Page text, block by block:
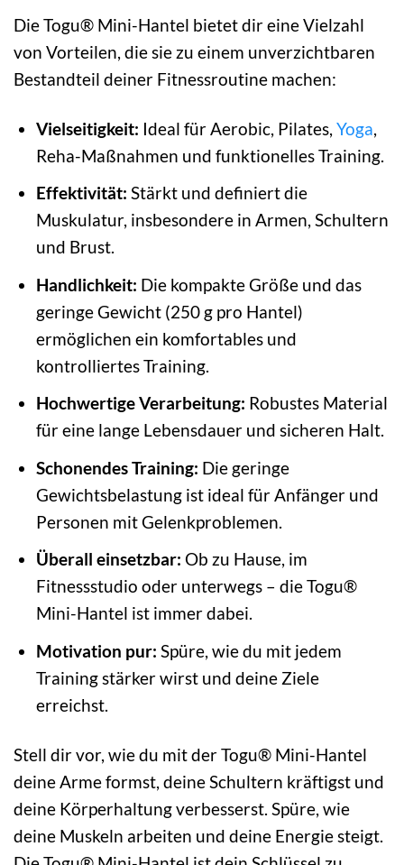
Die Togu® Mini-Hantel bietet dir eine Vielzahl
von Vorteilen, die sie zu einem unverzichtbaren
Bestandteil deiner Fitnessroutine machen:
Vielseitigkeit: Ideal für Aerobic, Pilates, Yoga
Reha-Maßnahmen und funktionelles Training.
Effektivität: Stärkt und definiert die
Muskulatur, insbesondere in Armen, Schultern
und Brust.
Handlichkeit: Die kompakte Größe und das
geringe Gewicht (250 g pro Hantel)
ermöglichen ein komfortables und
kontrolliertes Training.
Hochwertige Verarbeitung: Robustes Material
für eine lange Lebensdauer und sicheren Halt.
Schonendes Training: Die geringe
Gewichtsbelastung ist ideal für Anfänger und
Personen mit Gelenkproblemen.
Überall einsetzbar: Ob zu Hause, im
Fitnessstudio oder unterwegs – die Togu®
Mini-Hantel ist immer dabei.
Motivation pur: Spüre, wie du mit jedem
Training stärker wirst und deine Ziele
erreichst.
Stell dir vor, wie du mit der Togu® Mini-Hantel
deine Arme formst, deine Schultern kräftigst und
deine Körperhaltung verbesserst. Spüre, wie
deine Muskeln arbeiten und deine Energie steigt.